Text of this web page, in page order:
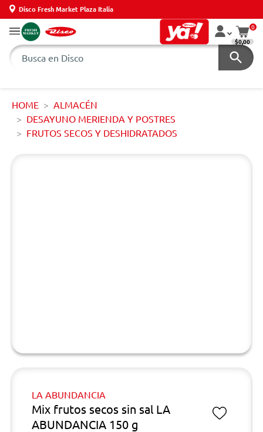
Disco Fresh Market Plaza Italia
0
$0,00
HOME
ALMACÉN
DESAYUNO MERIENDA Y POSTRES
FRUTOS SECOS Y DESHIDRATADOS
LA ABUNDANCIA
Mix frutos secos sin sal LA
ABUNDANCIA 150 g